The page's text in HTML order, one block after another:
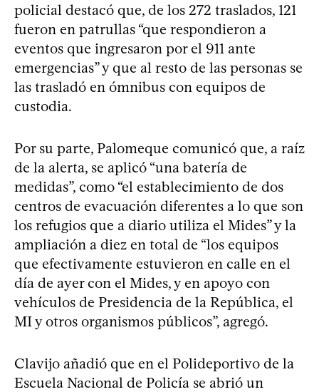
policial destacó que, de los 272 traslados, 121
fueron en patrullas “que respondieron a
eventos que ingresaron por el 911 ante
emergencias” y que al resto de las personas se
las trasladó en ómnibus con equipos de
custodia.
Por su parte, Palomeque comunicó que, a raíz
de la alerta, se aplicó “una batería de
medidas”, como “el establecimiento de dos
centros de evacuación diferentes a lo que son
los refugios que a diario utiliza el Mides” y la
ampliación a diez en total de “los equipos
que efectivamente estuvieron en calle en el
día de ayer con el Mides, y en apoyo con
vehículos de Presidencia de la República, el
MI y otros organismos públicos”, agregó.
Clavijo añadió que en el Polideportivo de la
Escuela Nacional de Policía se abrió un